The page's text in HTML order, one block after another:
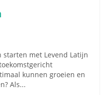
starten met Levend Latijn
kunnen groeien en
Als...